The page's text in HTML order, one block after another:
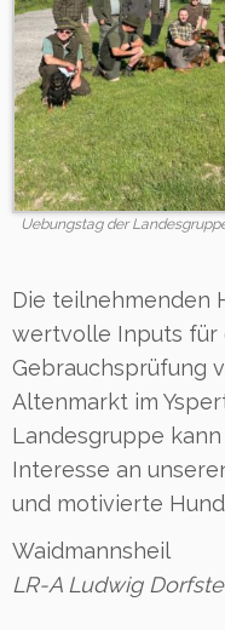
Uebungstag der
Die teilnehmenden
wertvolle Inputs für
Gebrauchsprüfung
Altenmarkt im
Landesgruppe
Interesse an
und motivierte
Waidmannsheil
LR-A Ludwig